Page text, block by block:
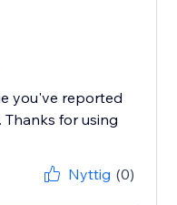
you've reported
Thanks for using
Nyttig (0)